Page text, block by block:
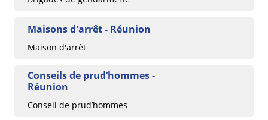
Maisons d'arrêt - Réunion
Maison d'arrêt
Conseils de prud’hommes -
Réunion
Conseil de prud’hommes